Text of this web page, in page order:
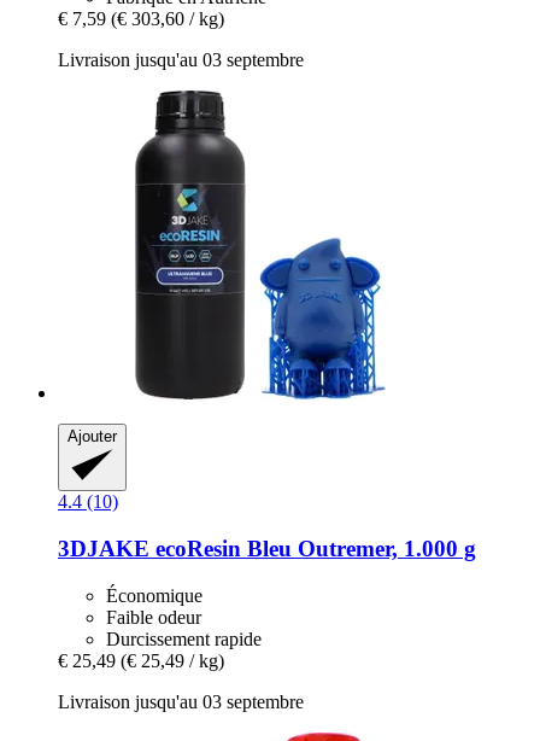
€ 7,59 (€ 303,60 / kg)
Livraison jusqu'au 03 septembre
Ajouter
4.4 (10)
3DJAKE ecoResin Bleu Outremer, 1.000 g
Économique
Faible odeur
Durcissement rapide
€ 25,49 (€ 25,49 / kg)
Livraison jusqu'au 03 septembre